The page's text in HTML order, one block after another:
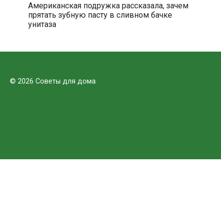
Американская подружка рассказала, зачем
прятать зубную пасту в сливном бачке
унитаза
© 2026 Советы для дома